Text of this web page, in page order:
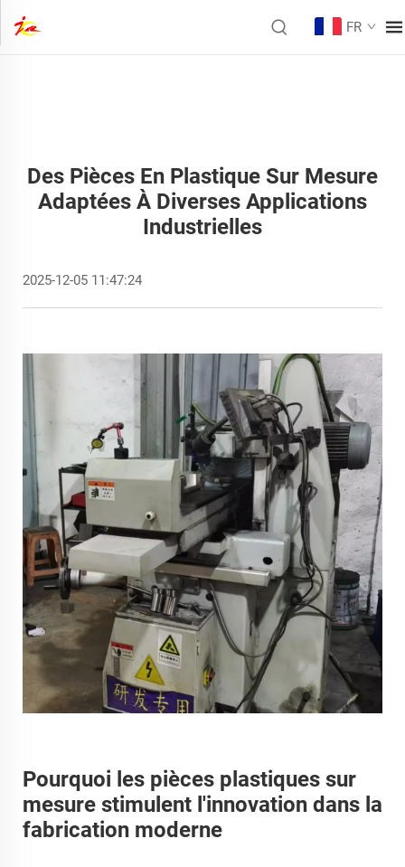
FR
Des Pièces En Plastique Sur Mesure
Adaptées À Diverses Applications
Industrielles
2025-12-05 11:47:24
Pourquoi les pièces plastiques sur
mesure stimulent l'innovation dans la
fabrication moderne